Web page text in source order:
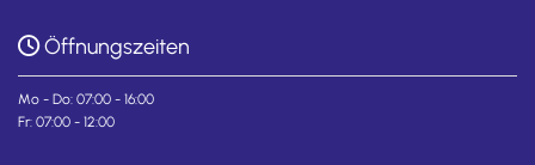
Öffnungszeiten
Mo - Do: 07:00 - 16:00
Fr: 07:00 - 12:00